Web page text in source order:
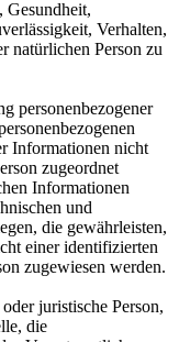
Gesundheit,
Verhalten,
natürlichen Person zu
personenbezogener
Informationen nicht
zugeordnet
Informationen
und
die gewährleisten,
einer identifizierten
zugewiesen werden.
juristische Person,
die